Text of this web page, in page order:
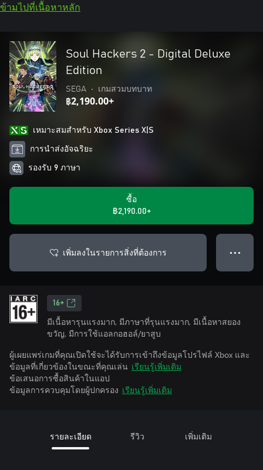
ข้ามไปที่เนื้อหาหลัก
Soul Hackers 2 - Digital Deluxe
Edition
SEGA • เกมสวมบทบาท
฿2,190.00+
เหมาะสมสําหรับ Xbox Series X|S
การนำส่งอัจฉริยะ
รองรับ 9 ภาษา
ซื้อ
฿2,190.00+
เพิ่มลงในรายการสิ่งที่ต้องการ ● ● ●
16+
มีเนื้อหารุนแรงมาก, มีภาษาที่รุนแรงมาก, มีเนื้อหาสยอง
ขวัญ, มีการใช้แอลกอฮอล์/ยาสูบ
ผู้เผยแพร่เกมที่คุณเปิดใช้จะได้รับการเข้าถึงข้อมูลโปรไฟล์ Xbox และ
ข้อมูลที่เกี่ยวข้องในขณะที่คุณเล่น เรียนรู้เพิ่มเติม
ข้อเสนอการซื้อสินค้าในแอป
ข้อมูลการควบคุมโดยผู้ปกครอง เรียนรู้เพิ่มเติม
รายละเอียด รีวิว เพิ่มเติม